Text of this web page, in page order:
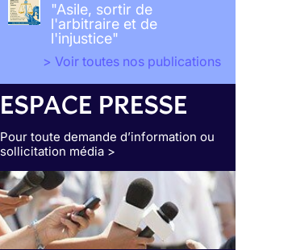
"Asile, sortir de
l'arbitraire et de
l'injustice"
> Voir toutes nos publications
ESPACE PRESSE
Pour toute demande d’information ou
sollicitation média >